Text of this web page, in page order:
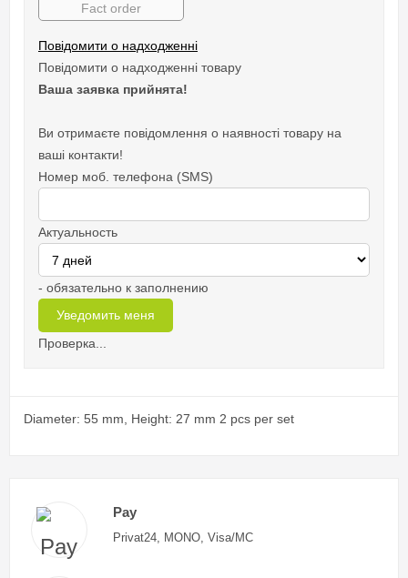
Fact order
Повідомити о надходженні
Повідомити о надходженні товару
Ваша заявка прийнята!
Ви отримаєте повідомлення о наявності товару на
ваші контакти!
Номер моб. телефона (SMS)
Актуальность
- обязательно к заполнению
Проверка...
Diameter: 55 mm, Height: 27 mm 2 pcs per set
Pay
Privat24, MONO, Visa/MC